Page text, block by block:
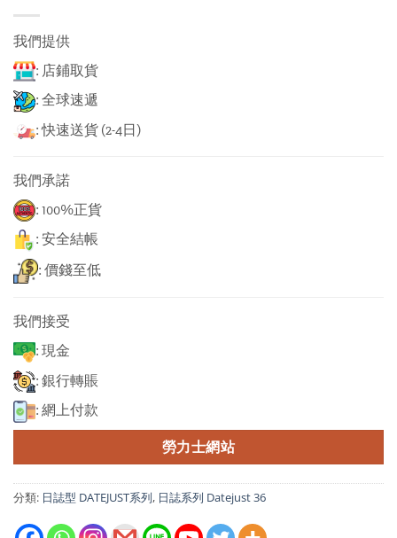
我們提供
: 店鋪取貨
: 全球速遞
: 快速送貨 (2-4日)
我們承諾
: 100%正貨
: 安全結帳
: 價錢至低
我們接受
: 現金
: 銀行轉賬
: 網上付款
勞力士網站
分類: 日誌型 DATEJUST系列, 日誌系列 Datejust 36